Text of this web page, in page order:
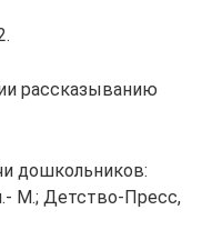
рассказыванию
дошкольников:
М.; Детство-Пресс,